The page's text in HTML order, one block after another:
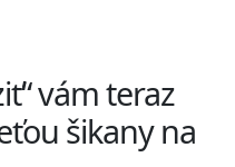
vám teraz
šikany na